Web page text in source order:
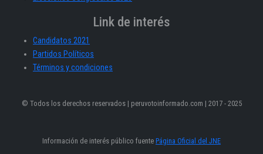
Link de interés
Candidatos 2021
Partidos Políticos
Términos y condiciones
© Todos los derechos reservados | peruvotoinformado.com | 2017 - 2025
Información de interés público fuente Página Oficial del JNE